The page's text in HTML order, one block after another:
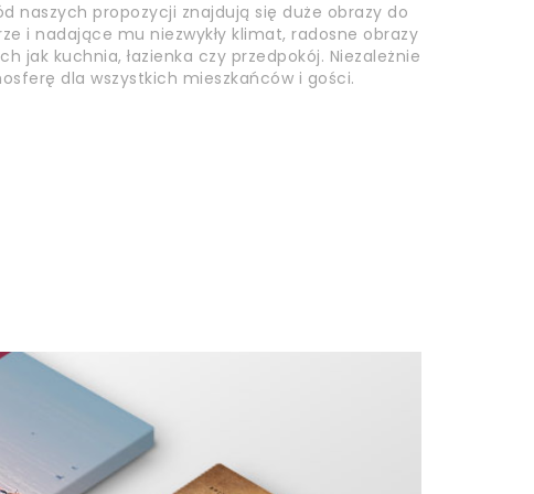
naszych propozycji znajdują się duże obrazy do
i nadające mu niezwykły klimat, radosne obrazy
jak kuchnia, łazienka czy przedpokój. Niezależnie
dla wszystkich mieszkańców i gości.